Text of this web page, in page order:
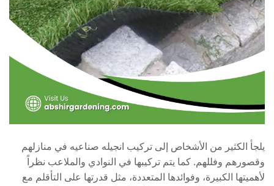
يلجأ الكثير من الأشخاص إلى تركيب انجيله صناعيه في منازلهم
وقصورهم وفللهم. كما يتم تركيبها في النوادي والملاعب نظراً
لأهميتها الكبيرة، وفوائدها المتعددة، مثل قدرتها على التأقلم مع